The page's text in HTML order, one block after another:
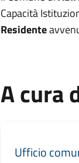
Capacità
Residente
A cura
Ufficio